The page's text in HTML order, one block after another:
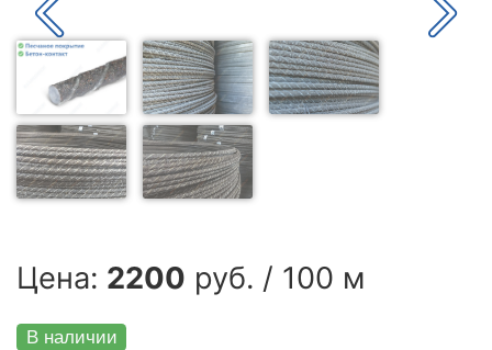
Цена: 2200 руб. / 100 м
В наличии